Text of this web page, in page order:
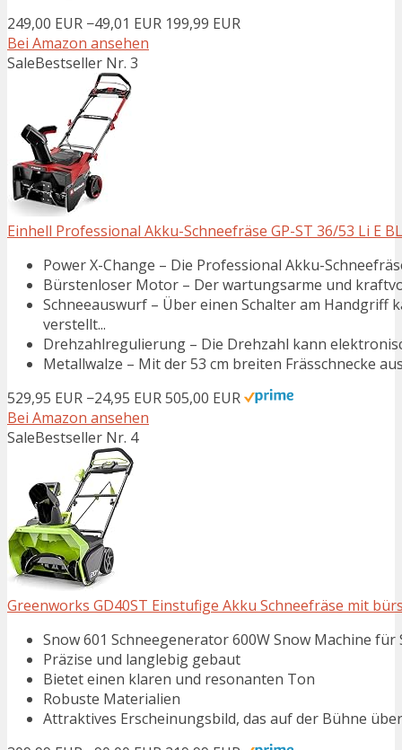
249,00 EUR −49,01 EUR 199,99 EUR
Bei Amazon ansehen
SaleBestseller Nr. 3
Einhell Professional Akku-Schneefräse GP-ST 36/53 Li E
Power X-Change – Die Professional Akku-
Bürstenloser Motor – Der wartungsarme und
Schneeauswurf – Über einen Schalter am Handgriff
verstellt...
Drehzahlregulierung – Die Drehzahl kann
Metallwalze – Mit der 53 cm breiten Frässchnecke
529,95 EUR −24,95 EUR505,00 EUR
Bei Amazon ansehen
SaleBestseller Nr. 4
Greenworks GD40ST Einstufige Akku Schneefräse mit
Snow 601 Schneegenerator 600W Snow Machine für
Präzise und langlebig gebaut
Bietet einen klaren und resonanten Ton
Robuste Materialien
Attraktives Erscheinungsbild, das auf der Bühne